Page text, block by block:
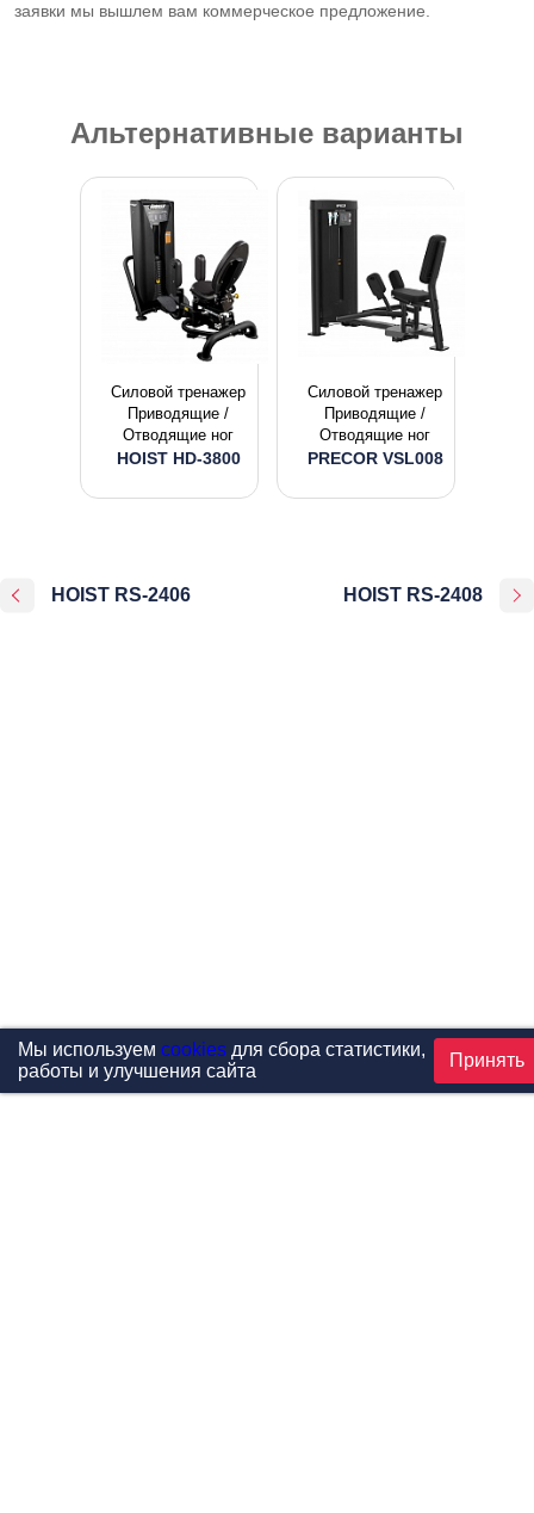
заявки мы вышлем вам коммерческое предложение.
Альтернативные варианты
Силовой тpeнaжep
Приводящие /
Отводящие ног
HOIST HD-3800
Силовой тренажер
Приводящие /
Отводящие ног
PRECOR VSL008
HOIST RS-2406 HOIST RS-2408
Мы используем cookiesдля сбора статистики,
работы и улучшения сайта
Принять